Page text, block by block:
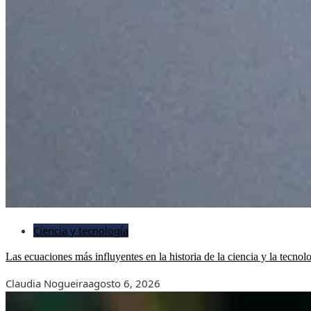
Ciencia y tecnología
Las ecuaciones más influyentes en la historia de la ciencia y la
Claudia Nogueiraagosto 6, 2026